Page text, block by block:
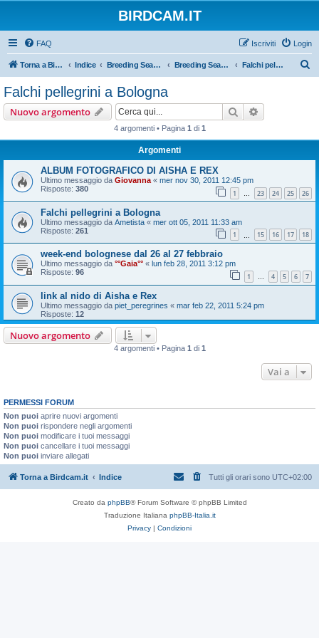
BIRDCAM.IT
FAQ Login
Iscriviti
Torna a Birdcam.it Indice Breeding Seasons 2011 Breeding Season 2011 Falchi pellegrini a Bologna
Falchi pellegrini a Bologna
Nuovo argomento Cerca
4 argomenti • Pagina 1 di 1
Argomenti
ALBUM FOTOGRAFICO DI AISHA E REX
Ultimo messaggio da Giovanna « mer nov 30, 2011 12:45 pm
Risposte: 380 1 … 23 24 25 26
Falchi pellegrini a Bologna
Ultimo messaggio da Ametista « mer ott 05, 2011 11:33 am
Risposte: 261 1 15 16 17 18
week-end bolognese dal 26 al 27 febbraio
Ultimo messaggio da °°Gaia°° « lun feb 28, 2011 3:12 pm
Risposte: 96 1 … 4 5 6 7
link al nido di Aisha e Rex
Ultimo messaggio da piet_peregrines « mar feb 22, 2011 5:24 pm
Risposte: 12
Nuovo argomento
4 argomenti • Pagina 1 di 1
Vai a
PERMESSI FORUM
Non puoi aprire nuovi argomenti
Non puoi rispondere negli argomenti
Non puoi modificare i tuoi messaggi
Non puoi cancellare i tuoi messaggi
Non puoi inviare allegati
Torna a Birdcam.it Indice Tutti gli orari sono UTC+02:00
Creato da phpBB® Forum Software © phpBB Limited
Traduzione Italiana phpBB-Italia.it
Privacy
Condizioni